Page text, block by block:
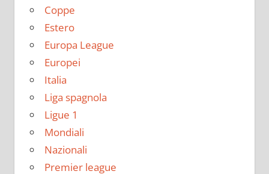
Coppe
Estero
Europa League
Europei
Italia
Liga spagnola
Ligue 1
Mondiali
Nazionali
Premier league